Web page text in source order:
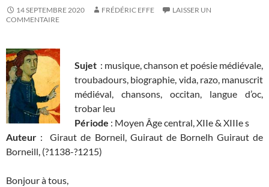
14 SEPTEMBRE 2020 FRÉDÉRIC EFFE
LAISSER UN
COMMENTAIRE
Sujet : musique, chanson et poésie médiévale,
troubadours, biographie, vida, razo, manuscrit
médiéval, chansons, occitan, langue d’oc,
trobar leu
Période : Moyen Âge central, XIIe & XIIIe s
Auteur : Giraut de Borneil, Guiraut de Bornelh Guiraut de
Borneill, (?1138-?1215)
Bonjour à tous,